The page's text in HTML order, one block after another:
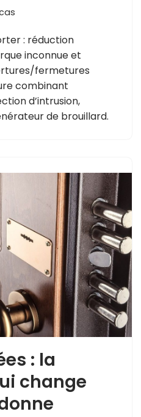
: réduction
inconnue et
fermetures
combinant
d’intrusion,
de brouillard.
: la
change